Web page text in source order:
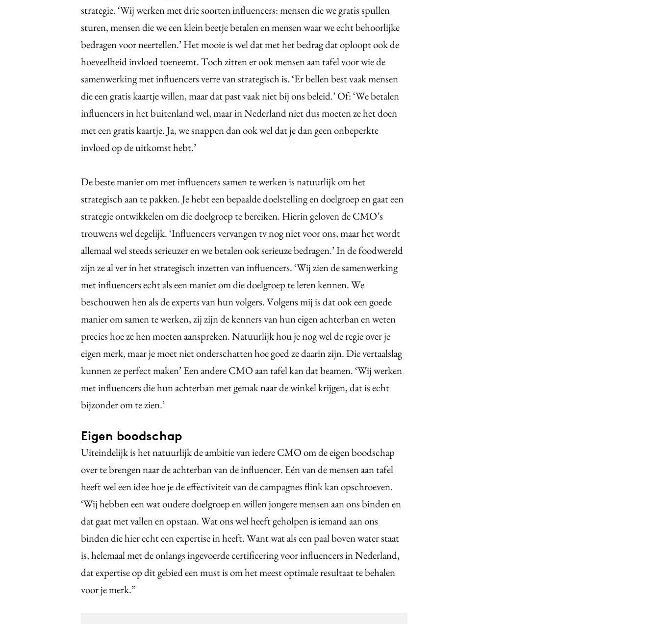
strategie. ‘Wij werken met drie soorten influencers: mensen die we gratis spullen
sturen, mensen die we een klein beetje betalen en mensen waar we echt behoorlijke
bedragen voor neertellen.’ Het mooie is wel dat met het bedrag dat oploopt ook de
hoeveelheid invloed toeneemt. Toch zitten er ook mensen aan tafel voor wie de
samenwerking met influencers verre van strategisch is. ‘Er bellen best vaak mensen
die een gratis kaartje willen, maar dat past vaak niet bij ons beleid.’ Of: ‘We betalen
influencers in het buitenland wel, maar in Nederland niet dus moeten ze het doen
met een gratis kaartje. Ja, we snappen dan ook wel dat je dan geen onbeperkte
invloed op de uitkomst hebt.’
De beste manier om met influencers samen te werken is natuurlijk om het
strategisch aan te pakken. Je hebt een bepaalde doelstelling en doelgroep en gaat een
strategie ontwikkelen om die doelgroep te bereiken. Hierin geloven de CMO’s
trouwens wel degelijk. ‘Influencers vervangen tv nog niet voor ons, maar het wordt
allemaal wel steeds serieuzer en we betalen ook serieuze bedragen.’ In de foodwereld
zijn ze al ver in het strategisch inzetten van influencers. ‘Wij zien de samenwerking
met influencers echt als een manier om die doelgroep te leren kennen. We
beschouwen hen als de experts van hun volgers. Volgens mij is dat ook een goede
manier om samen te werken, zij zijn de kenners van hun eigen achterban en weten
precies hoe ze hen moeten aanspreken. Natuurlijk hou je nog wel de regie over je
eigen merk, maar je moet niet onderschatten hoe goed ze daarin zijn. Die vertaalslag
kunnen ze perfect maken’ Een andere CMO aan tafel kan dat beamen. ‘Wij werken
met influencers die hun achterban met gemak naar de winkel krijgen, dat is echt
bijzonder om te zien.’
Eigen boodschap
Uiteindelijk is het natuurlijk de ambitie van iedere CMO om de eigen boodschap
over te brengen naar de achterban van de influencer. Eén van de mensen aan tafel
heeft wel een idee hoe je de effectiviteit van de campagnes flink kan opschroeven.
‘Wij hebben een wat oudere doelgroep en willen jongere mensen aan ons binden en
dat gaat met vallen en opstaan. Wat ons wel heeft geholpen is iemand aan ons
binden die hier echt een expertise in heeft. Want wat als een paal boven water staat
is, helemaal met de onlangs ingevoerde certificering voor influencers in Nederland,
dat expertise op dit gebied een must is om het meest optimale resultaat te behalen
voor je merk.”